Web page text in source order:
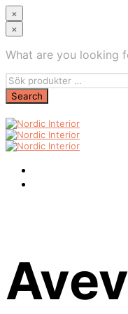
×
×
What are you looking